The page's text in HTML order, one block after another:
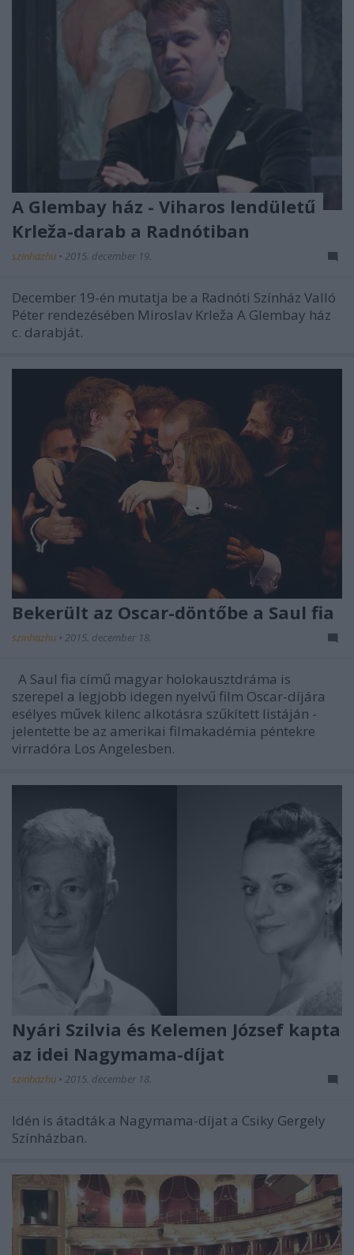
A Glembay ház - Viharos lendületű
Krleža-darab a Radnótiban
szinhazhu • 2015. december 19.
December 19-én mutatja be a Radnóti Színház Valló
Péter rendezésében Miroslav Krleža A Glembay ház
c. darabját.
Bekerült az Oscar-döntőbe a Saul fia
szinhazhu • 2015. december 18.
A Saul fia című magyar holokausztdráma is
szerepel a legjobb idegen nyelvű film Oscar-díjára
esélyes művek kilenc alkotásra szűkített listáján -
jelentette be az amerikai filmakadémia péntekre
virradóra Los Angelesben.
Nyári Szilvia és Kelemen József kapta
az idei Nagymama-díjat
szinhazhu • 2015. december 18.
Idén is átadták a Nagymama-díjat a Csiky Gergely
Színházban.